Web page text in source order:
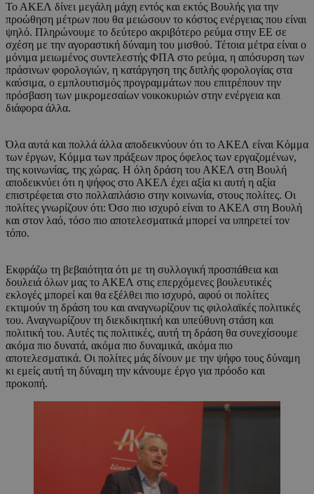
Το ΑΚΕΛ δίνει μεγάλη μάχη εντός και εκτός Βουλής για την
προώθηση μέτρων που θα μειώσουν το κόστος ενέργειας που είναι
ψηλό. Πληρώνουμε το δεύτερο ακριβότερο ρεύμα στην ΕΕ σε
σχέση με την αγοραστική δύναμη του μισθού. Τέτοια μέτρα είναι ο
μόνιμα μειωμένος συντελεστής ΦΠΑ στο ρεύμα, η απόσυρση των
πράσινων φορολογιών, η κατάργηση της διπλής φορολογίας στα
καύσιμα, ο εμπλουτισμός προγραμμάτων που επιτρέπουν την
πρόσβαση των μικρομεσαίων νοικοκυριών στην ενέργεια και
διάφορα άλλα.
Όλα αυτά και πολλά άλλα αποδεικνύουν ότι το ΑΚΕΛ είναι Κόμμα
των έργων, Κόμμα των πράξεων προς όφελος των εργαζομένων,
της κοινωνίας, της χώρας. Η όλη δράση του ΑΚΕΛ στη Βουλή
αποδεικνύει ότι η ψήφος στο ΑΚΕΛ έχει αξία κι αυτή η αξία
επιστρέφεται στο πολλαπλάσιο στην κοινωνία, στους πολίτες. Οι
πολίτες γνωρίζουν ότι: Όσο πιο ισχυρό είναι το ΑΚΕΛ στη Βουλή
και στον λαό, τόσο πιο αποτελεσματικά μπορεί να υπηρετεί τον
τόπο.
Εκφράζω τη βεβαιότητα ότι με τη συλλογική προσπάθεια και
δουλειά όλων μας το ΑΚΕΛ στις επερχόμενες βουλευτικές
εκλογές μπορεί και θα εξέλθει πιο ισχυρό, αφού οι πολίτες
εκτιμούν τη δράση του και αναγνωρίζουν τις φιλολαϊκές πολιτικές
του. Αναγνωρίζουν τη διεκδικητική και υπεύθυνη στάση και
πολιτική του. Αυτές τις πολιτικές, αυτή τη δράση θα συνεχίσουμε
ακόμα πιο δυνατά, ακόμα πιο δυναμικά, ακόμα πιο
αποτελεσματικά. Οι πολίτες μάς δίνουν με την ψήφο τους δύναμη
κι εμείς αυτή τη δύναμη την κάνουμε έργο για πρόοδο και
προκοπή.